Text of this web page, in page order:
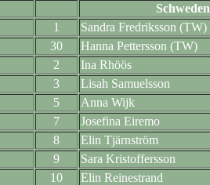
Schweden
1
Sandra Fredriksson (TW)
30
Hanna Pettersson (TW)
2
Ina Rhöös
3
Lisah Samuelsson
5
Anna Wijk
7
Josefina Eiremo
8
Elin Tjärnström
9
Sara Kristoffersson
10
Elin Reinestrand